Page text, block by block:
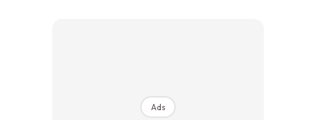
Ads